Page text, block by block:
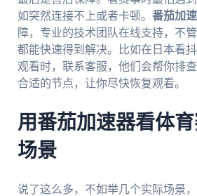
如突然连接不上或者卡顿。 番茄加
障，专业的技术团队在线支持，不
都能快速得到解决。比如在日本看
观看时，联系客服，他们会帮你排
合适的节点，让你尽快恢复观看。
用番茄加速器看体
场景
说了这么多，不如举几个实际场景